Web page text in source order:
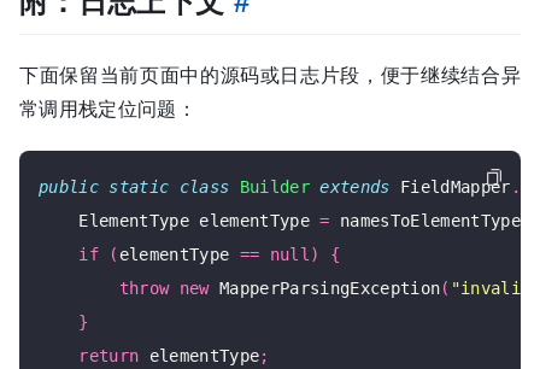
下面保留当前页面中的源码或日志片段，便于继续结合异
常调用栈定位问题：
public static class Builder extends FieldMapper .
    ElementType elementType
= namesToElementType.
if
( elementType == null)
{
throw
new MapperParsingException( "invalid
}
return elementType;